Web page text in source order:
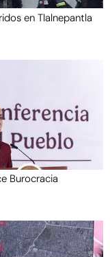
en Tlalnepantla
Burocracia